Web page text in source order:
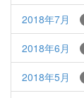
2018年7月
2018年6月
2018年5月